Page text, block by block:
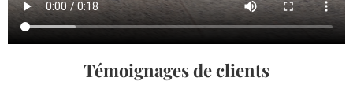
Témoignages de clients